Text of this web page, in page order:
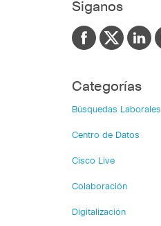
Siganos
Categorías
Búsquedas Laborales
Centro de Datos
Cisco Live
Colaboración
Digitalización